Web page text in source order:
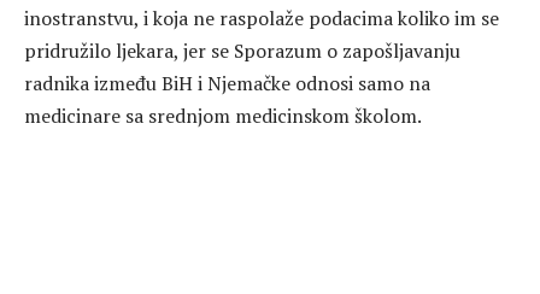
inostranstvu, i koja ne raspolaže podacima koliko im se
pridružilo ljekara, jer se Sporazum o zapošljavanju
radnika između BiH i Njemačke odnosi samo na
medicinare sa srednjom medicinskom školom.